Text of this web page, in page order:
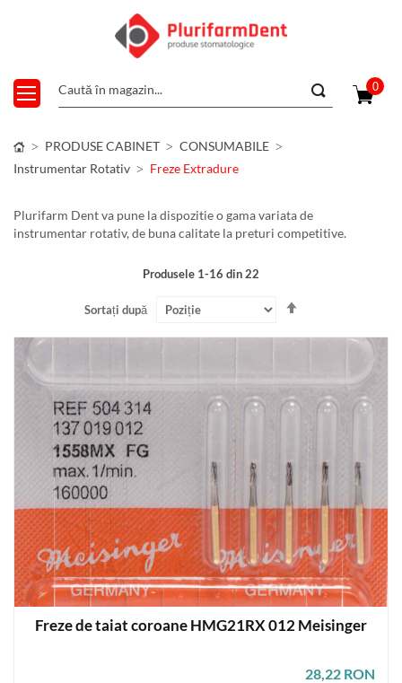
0
PRODUSE CABINET
CONSUMABILE
Instrumentar Rotativ
Freze Extradure
Plurifarm Dent va pune la dispozitie o gama variata de
instrumentar rotativ, de buna calitate la preturi competitive.
Produsele 1-16 din22
Sortați după
Freze de taiat coroane HMG21RX 012 Meisinger
28,22 RON